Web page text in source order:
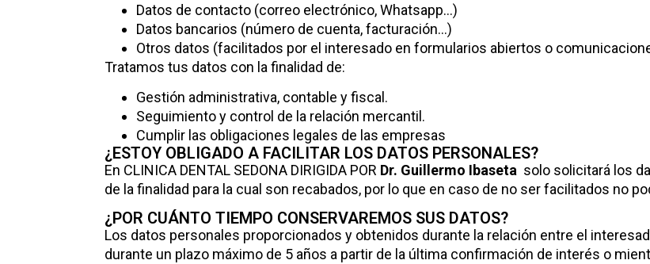
Datos de contacto (correo electrónico, Whatsapp…)
Datos bancarios (número de cuenta, facturación…)
Otros datos (facilitados por el interesado en formularios abiertos o
Tratamos tus datos con la finalidad de:
Gestión administrativa, contable y fiscal.
Seguimiento y control de la relación mercantil.
Cumplir las obligaciones legales de las empresas
¿ESTOY OBLIGADO A FACILITAR LOS DATOS PERSONALES?
En CLINICA DENTAL SEDONA DIRIGIDA POR Dr. Guillermo Ibaseta solo solicitará los
de la finalidad para la cual son recabados, por lo que en caso de no ser facilitados no
¿POR CUÁNTO TIEMPO CONSERVAREMOS SUS DATOS?
Los datos personales proporcionados y obtenidos durante la relación entre el
durante un plazo máximo de 5 años a partir de la última confirmación de interés o